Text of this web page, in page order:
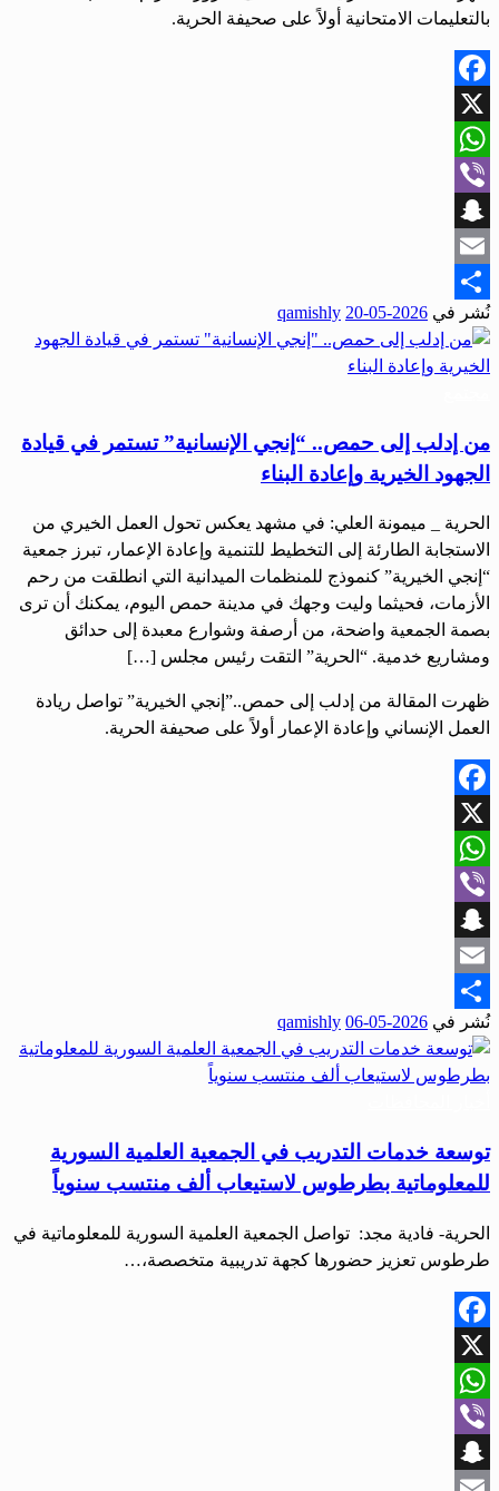
بالتعليمات الامتحانية أولاً على صحيفة الحرية.
Facebook
X
WhatsApp
Viber
Snapchat
Email
Share
نُشر في 2026-05-20
qamishly
من إدلب إلى حمص.. “إنجي الإنسانية” تستمر في قيادة
الجهود الخيرية وإعادة البناء
الحرية _ ميمونة العلي: في مشهد يعكس تحول العمل الخيري من
الاستجابة الطارئة إلى التخطيط للتنمية وإعادة الإعمار، تبرز جمعية
“إنجي الخيرية” كنموذج للمنظمات الميدانية التي انطلقت من رحم
الأزمات، فحيثما وليت وجهك في مدينة حمص اليوم، يمكنك أن ترى
بصمة الجمعية واضحة، من أرصفة وشوارع معبدة إلى حدائق
ومشاريع خدمية. “الحرية” التقت رئيس مجلس […]
ظهرت المقالة من إدلب إلى حمص..”إنجي الخيرية” تواصل ريادة
العمل الإنساني وإعادة الإعمار أولاً على صحيفة الحرية.
Facebook
X
WhatsApp
Viber
Snapchat
Email
Share
نُشر في 2026-05-06
qamishly
توسعة خدمات التدريب في الجمعية العلمية السورية
للمعلوماتية بطرطوس لاستيعاب ألف منتسب سنوياً
‌‏الحرية- فادية مجد: ‌‏ تواصل الجمعية العلمية السورية للمعلوماتية في
طرطوس تعزيز حضورها كجهة تدريبية متخصصة،…
Facebook
X
WhatsApp
Viber
Snapchat